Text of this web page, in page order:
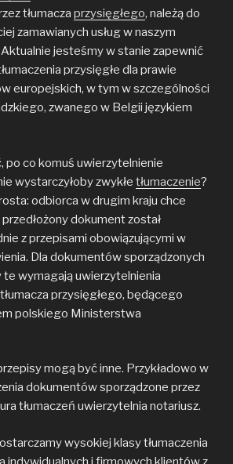
tłumacza przysięgłego, należą do
zamawianych usług w naszym
Aktualnie jesteśmy w stanie zapewnić
przysięgłe dla prawie
europejskich, w tym w szczególności
zwanego w Belgii językiem
po co komuś uwierzytelnienie
wystarczyłoby zwykłe tłumaczenie?
odbiorca w drugim kraju chce
dokument został
z przepisami obowiązującymi w
Dla dokumentów sporządzonych
wymagają uwierzytelnienia
przysięgłego, będącego
polskiego Ministerstwa
mogą być inne. Przykładowo w
dokumentów sporządzone przez
tłumaczeń uwierzytelnia notariusz.
wysokiej klasy tłumaczenia